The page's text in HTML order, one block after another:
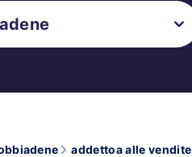
addettoa alle vendite